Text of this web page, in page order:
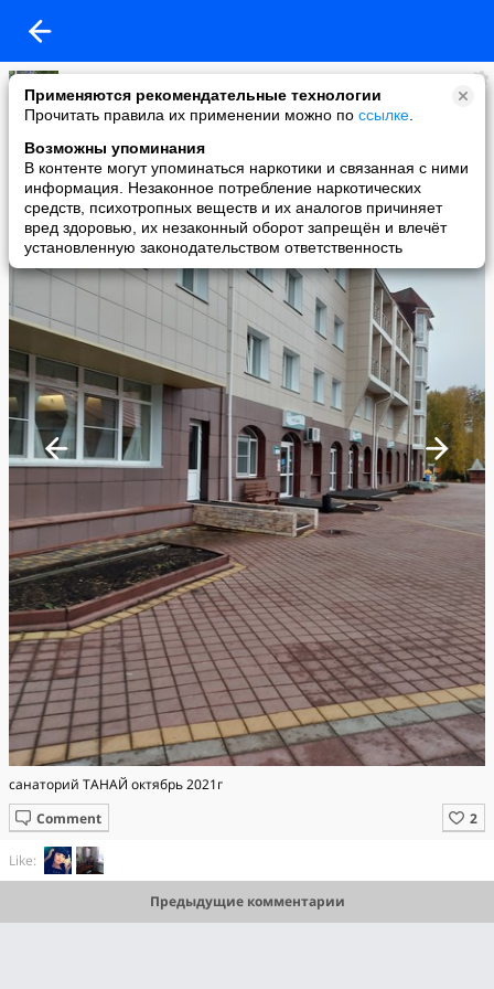
Применяются рекомендательные технологии
Прочитать правила их применении можно по ссылке
Возможны упоминания
В контенте могут упоминаться наркотики и связанная с ними
информация. Незаконное потребление наркотических
средств, психотропных веществ и их аналогов причиняет
вред здоровью, их незаконный оборот запрещён и влечёт
установленную законодательством ответственность
L
added a photo
21 Oct в 20:38
санаторий ТАНАЙ октябрь 2021г
Comment
Like:
Предыдущие комментарии